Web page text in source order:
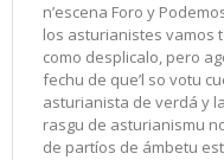
n’escena Foro y
los asturianistes vamos
como desplicalo, pero
fechu de que’l so votu
asturianista de verdá y
rasgu de asturianismu
de partíos de ámbetu